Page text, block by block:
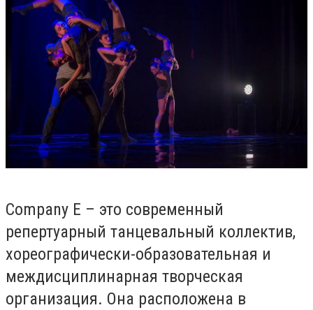
Company E – это современный
репертуарный танцевальный коллектив,
хореографически-образовательная и
междисциплинарная творческая
организация. Она расположена в